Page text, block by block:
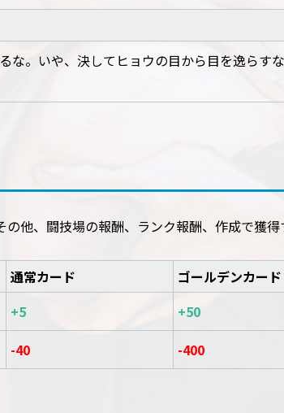
な。いや、決してヒョウの目から目を逸らす
の他、闘技場の報酬、ランク報酬、作成で獲得
通常カード
ゴールデンカード
+5
+50
-40 -400